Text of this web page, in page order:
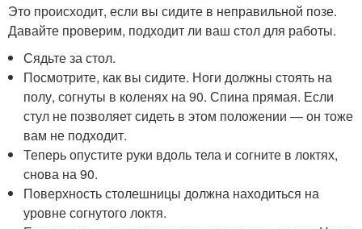
Это происходит, если вы сидите в неправильной позе.
Давайте проверим, подходит ли ваш стол для работы.
Сядьте за стол.
Посмотрите, как вы сидите. Ноги должны стоять на
полу, согнуты в коленях на 90. Спина прямая. Если
стул не позволяет сидеть в этом положении — он тоже
вам не подходит.
Теперь опустите руки вдоль тела и согните в локтях,
снова на 90.
Поверхность столешницы должна находиться на
уровне согнутого локтя.